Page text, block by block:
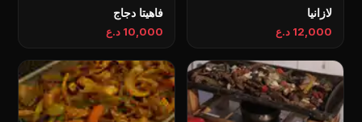
لازانیا
12,000 د.ع
فاهيتا دجاج
10,000 د.ع